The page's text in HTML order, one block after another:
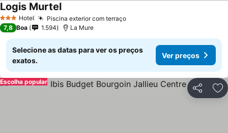
3 EstrelasHotel Piscina exterior com terraçoVer preços
Logis MurtelVer preços
7,8 Boa 1.594 La Mure
Selecione as datas para ver os preços
exatos.
Ver preços
Partilhar
Escolha popular